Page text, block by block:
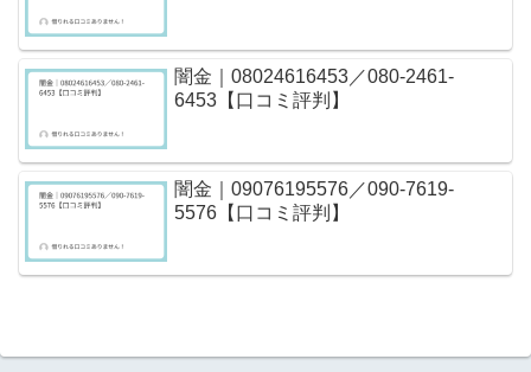
闇金｜08024616453／080-2461-
6453【口コミ評判】
闇金｜09076195576／090-7619-
5576【口コミ評判】